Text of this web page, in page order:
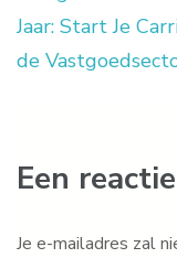
Jaar: Start Je
de
Een
Je e-mailadres zal